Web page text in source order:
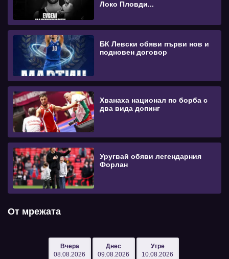
Локо Пловди...
БК Левски обяви първи нов и
подновен договор
Хванаха национал по борба с
два вида допинг
Уругвай обяви легендарния
Форлан
От мрежата
Вчера
08.08.2026
Днес
09.08.2026
Утре
10.08.2026